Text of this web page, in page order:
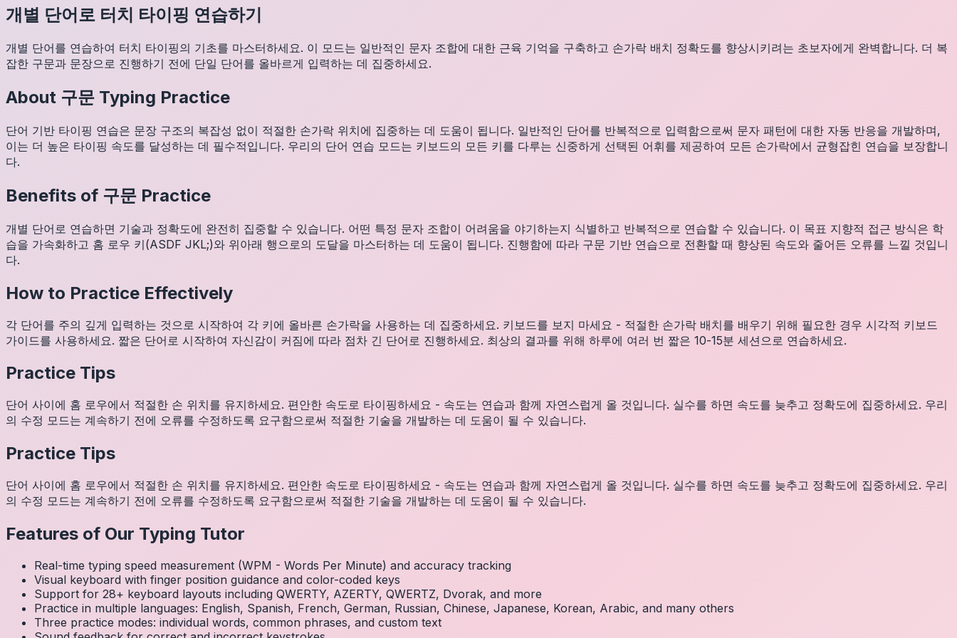
개별 단어로 터치 타이핑 연습하기
개별 단어를 연습하여 터치 타이핑의 기초를 마스터하세요. 이 모드는 일반적인 문자 조합에 대한 근육 기억을 구축하고 손가락 배치 정확도를 향상시키려는 초보자에게 완벽합니다. 더 복
잡한 구문과 문장으로 진행하기 전에 단일 단어를 올바르게 입력하는 데 집중하세요.
About 구문 Typing Practice
단어 기반 타이핑 연습은 문장 구조의 복잡성 없이 적절한 손가락 위치에 집중하는 데 도움이 됩니다. 일반적인 단어를 반복적으로 입력함으로써 문자 패턴에 대한 자동 반응을 개발하며,
이는 더 높은 타이핑 속도를 달성하는 데 필수적입니다. 우리의 단어 연습 모드는 키보드의 모든 키를 다루는 신중하게 선택된 어휘를 제공하여 모든 손가락에서 균형잡힌 연습을 보장합니
다.
Benefits of 구문 Practice
개별 단어로 연습하면 기술과 정확도에 완전히 집중할 수 있습니다. 어떤 특정 문자 조합이 어려움을 야기하는지 식별하고 반복적으로 연습할 수 있습니다. 이 목표 지향적 접근 방식은 학
습을 가속화하고 홈 로우 키(ASDF JKL;)와 위아래 행으로의 도달을 마스터하는 데 도움이 됩니다. 진행함에 따라 구문 기반 연습으로 전환할 때 향상된 속도와 줄어든 오류를 느낄 것입니
다.
How to Practice Effectively
각 단어를 주의 깊게 입력하는 것으로 시작하여 각 키에 올바른 손가락을 사용하는 데 집중하세요. 키보드를 보지 마세요 - 적절한 손가락 배치를 배우기 위해 필요한 경우 시각적 키보드
가이드를 사용하세요. 짧은 단어로 시작하여 자신감이 커짐에 따라 점차 긴 단어로 진행하세요. 최상의 결과를 위해 하루에 여러 번 짧은 10-15분 세션으로 연습하세요.
Practice Tips
단어 사이에 홈 로우에서 적절한 손 위치를 유지하세요. 편안한 속도로 타이핑하세요 - 속도는 연습과 함께 자연스럽게 올 것입니다. 실수를 하면 속도를 늦추고 정확도에 집중하세요. 우리
의 수정 모드는 계속하기 전에 오류를 수정하도록 요구함으로써 적절한 기술을 개발하는 데 도움이 될 수 있습니다.
Practice Tips
단어 사이에 홈 로우에서 적절한 손 위치를 유지하세요. 편안한 속도로 타이핑하세요 - 속도는 연습과 함께 자연스럽게 올 것입니다. 실수를 하면 속도를 늦추고 정확도에 집중하세요. 우리
의 수정 모드는 계속하기 전에 오류를 수정하도록 요구함으로써 적절한 기술을 개발하는 데 도움이 될 수 있습니다.
Features of Our Typing Tutor
Real-time typing speed measurement (WPM - Words Per Minute) and accuracy tracking
Visual keyboard with finger position guidance and color-coded keys
Support for 28+ keyboard layouts including QWERTY, AZERTY, QWERTZ, Dvorak, and more
Practice in multiple languages: English, Spanish, French, German, Russian, Chinese, Japanese, Korean, Arabic, and many others
Three practice modes: individual words, common phrases, and custom text